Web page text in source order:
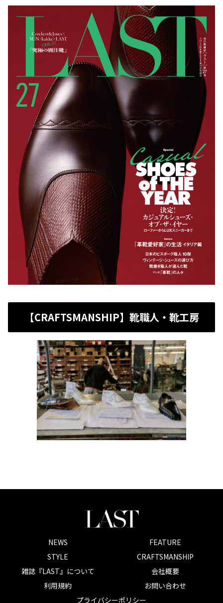
【CRAFTSMANSHIP】靴職人・靴工房
NEWS
FEATURE
STYLE
CRAFTSMANSHIP
雑誌『LAST』について
会社概要
利用規約
お問い合わせ
プライバシーポリシー